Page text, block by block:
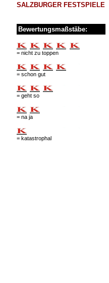
SALZBURGER FESTSPIELE
Bewertungsmaßstäbe:
= nicht zu toppen
= schon gut
= geht so
= na ja
= katastrophal